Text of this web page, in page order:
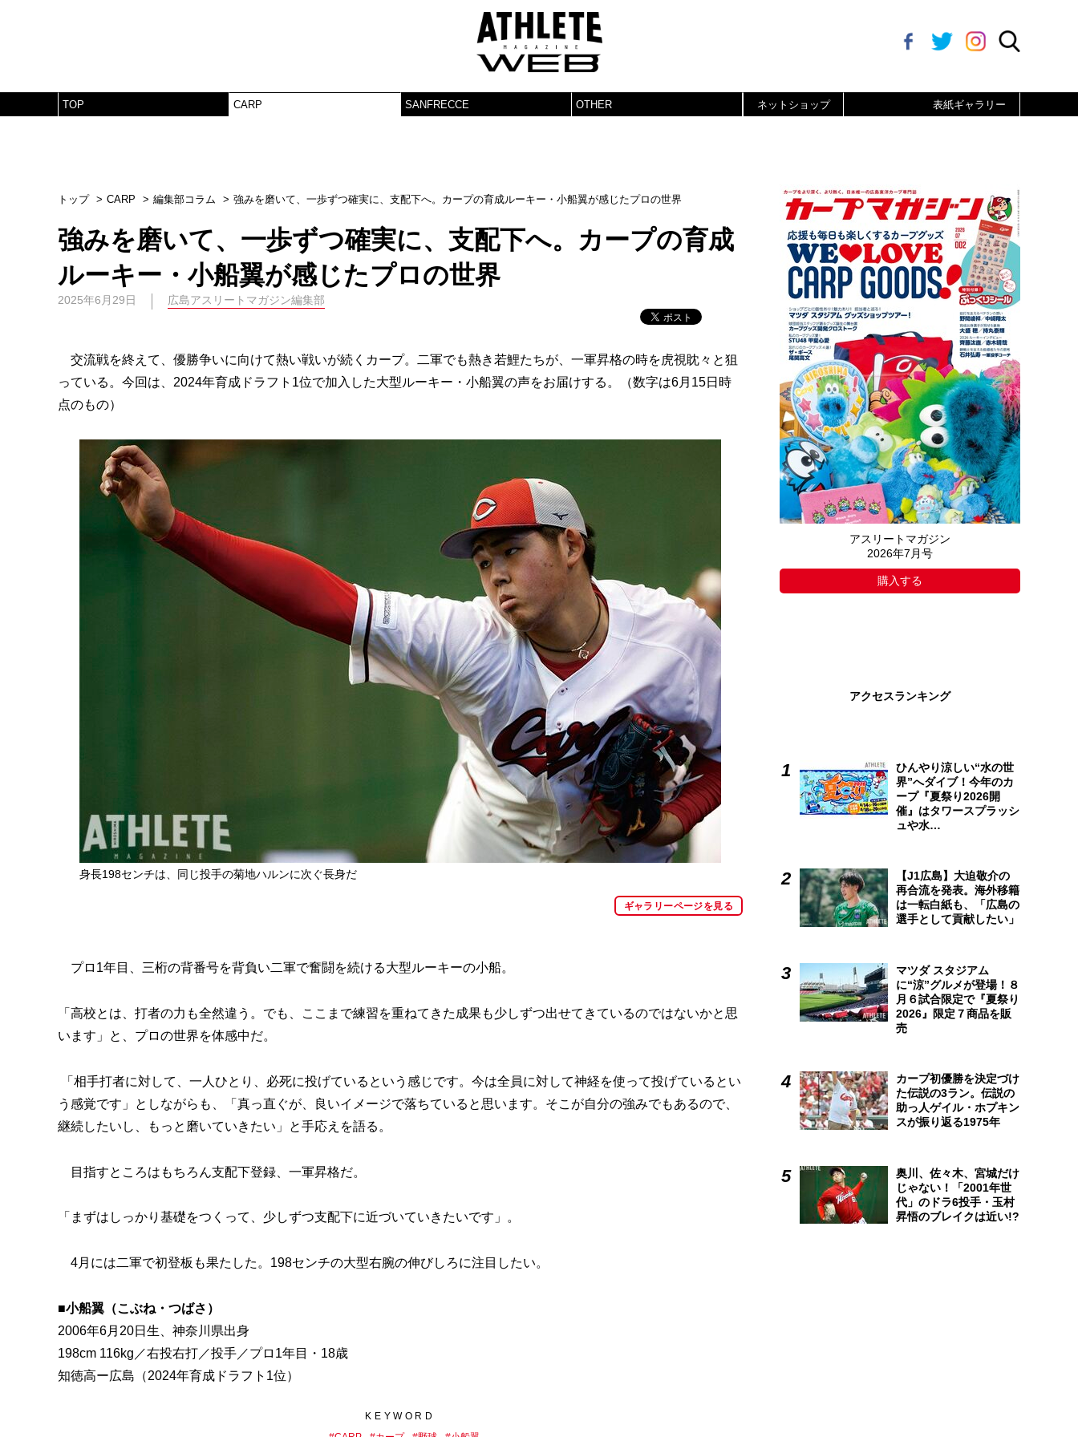
TOP CARP SANFRECCE OTHER ネットショップ 表紙ギャラリー
トップ CARP 編集部コラム 強みを磨いて、一歩ずつ確実に、支配下へ。カープの育成ルーキー・小船翼が感じたプロの世界
強みを磨いて、一歩ずつ確実に、支配下へ。カープの育成
ルーキー・小船翼が感じたプロの世界
2025年6月29日 広島アスリートマガジン編集部
交流戦を終えて、優勝争いに向けて熱い戦いが続くカープ。二軍でも熱き若鯉たちが、一軍昇格の時を虎視眈々と狙
っている。今回は、2024年育成ドラフト1位で加入した大型ルーキー・小船翼の声をお届けする。（数字は6月15日時
点のもの）
身長198センチは、同じ投手の菊地ハルンに次ぐ長身だ
ギャラリーページを見る
プロ1年目、三桁の背番号を背負い二軍で奮闘を続ける大型ルーキーの小船。
「高校とは、打者の力も全然違う。でも、ここまで練習を重ねてきた成果も少しずつ出せてきているのではないかと思
います」と、プロの世界を体感中だ。
「相手打者に対して、一人ひとり、必死に投げているという感じです。今は全員に対して神経を使って投げているとい
う感覚です」としながらも、「真っ直ぐが、良いイメージで落ちていると思います。そこが自分の強みでもあるので、
継続したいし、もっと磨いていきたい」と手応えを語る。
目指すところはもちろん支配下登録、一軍昇格だ。
「まずはしっかり基礎をつくって、少しずつ支配下に近づいていきたいです」。
4月には二軍で初登板も果たした。198センチの大型右腕の伸びしろに注目したい。
■小船翼（こぶね・つばさ）
2006年6月20日生、神奈川県出身
198cm 116kg／右投右打／投手／プロ1年目・18歳
知徳高ー広島（2024年育成ドラフト1位）
KEYWORD
アスリートマガジン
2026年7月号
購入する
アクセスランキング
ひんやり涼しい“水の世
界”へダイブ！今年のカ
ープ『夏祭り2026開
催』はタワースプラッシ
ュや水…
【J1広島】大迫敬介の
再合流を発表。海外移籍
は一転白紙も、「広島の
選手として貢献したい」
マツダ スタジアム
に“涼”グルメが登場！８
月６試合限定で『夏祭り
2026』限定７商品を販
売
カープ初優勝を決定づけ
た伝説の3ラン。伝説の
助っ人ゲイル・ホプキン
スが振り返る1975年
奥川、佐々木、宮城だけ
じゃない！「2001年世
代」のドラ6投手・玉村
昇悟のブレイクは近い!?